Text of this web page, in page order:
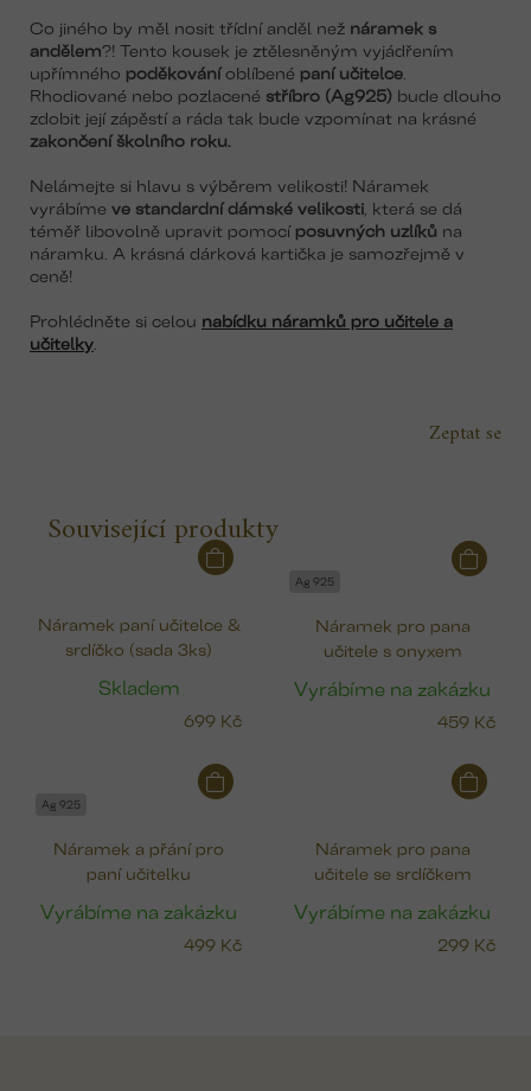
Co jiného by měl nosit třídní anděl než náramek s
andělem?! Tento kousek je ztělesněným vyjádřením
upřímného poděkováníoblíbené paní učitelce
Rhodiované nebo pozlacené stříbro (Ag925) bude dlouho
zdobit její zápěstí a ráda tak bude vzpomínat na krásné
zakončení školního roku.
Nelámejte si hlavu s výběrem velikosti! Náramek
vyrábíme ve standardní dámské velikosti , která se dá
téměř libovolně upravit pomocíposuvných uzlíků na
náramku. A krásná dárková kartička je samozřejmě v
ceně!
Prohlédněte si celou nabídku náramků pro učitele a
učitelky
Zeptat se
Související produkty
Náramek paní učitelce &
srdíčko (sada 3ks)
Skladem
699 Kč
Ag 925
Náramek pro pana
učitele s onyxem
Vyrábíme na zakázku
459 Kč
Ag 925
Náramek a přání pro
paní učitelku
Vyrábíme na zakázku
499 Kč
Náramek pro pana
učitele se srdíčkem
Vyrábíme na zakázku
299 Kč